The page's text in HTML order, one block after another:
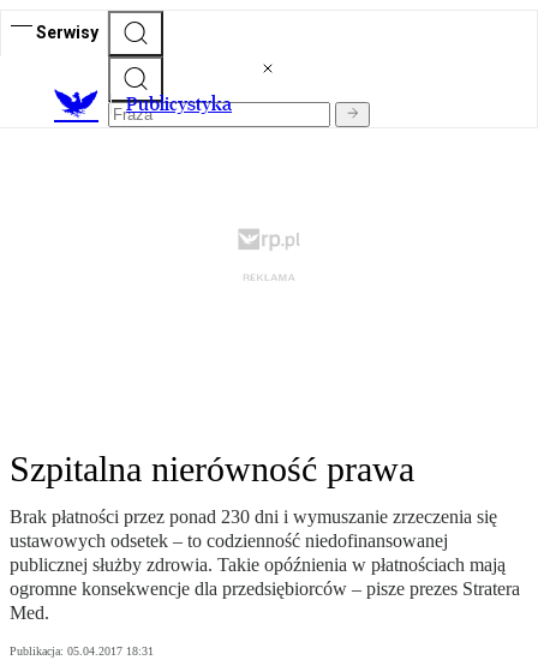
Serwisy
Publicystyka
Szpitalna nierówność prawa
Brak płatności przez ponad 230 dni i wymuszanie zrzeczenia się
ustawowych odsetek – to codzienność niedofinansowanej
publicznej służby zdrowia. Takie opóźnienia w płatnościach mają
ogromne konsekwencje dla przedsiębiorców – pisze prezes Stratera
Med.
Publikacja: 05.04.2017 18:31